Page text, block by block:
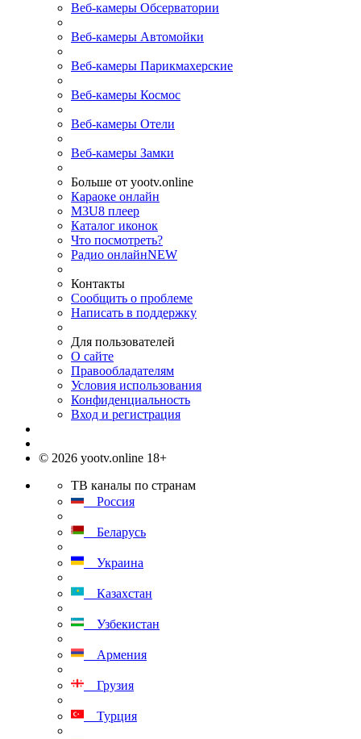
Веб-камеры Обсерватории
Веб-камеры Автомойки
Веб-камеры Парикмахерские
Веб-камеры Космос
Веб-камеры Отели
Веб-камеры Замки
Больше от yootv.online
Караоке онлайн
M3U8 плеер
Каталог иконок
Что посмотреть?
Радио онлайнNEW
Контакты
Сообщить о проблеме
Написать в поддержку
Для пользователей
О сайте
Правообладателям
Условия использования
Конфиденциальность
Вход и регистрация
© 2026 yootv.online 18+
ТВ каналы по странам
Россия
Беларусь
Украина
Казахстан
Узбекистан
Армения
Грузия
Турция